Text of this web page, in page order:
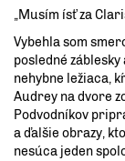
„Musím ísť za
Vybehla som
posledné
nehybne ležiaca,
Audrey na dvore
Podvodníkov
a ďalšie obrazy,
nesúca jeden